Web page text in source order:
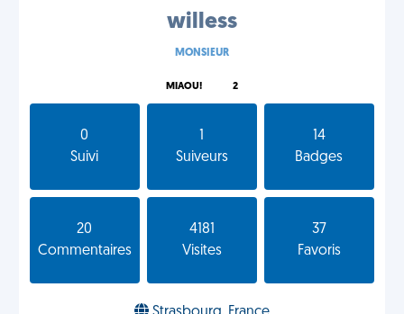
willess
MONSIEUR
MIAOU! 2
0
Suivi
Suiveurs
14
Badges
20
Commentaires
4181
Visites
37
Favoris